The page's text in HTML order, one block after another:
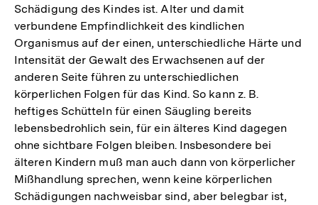
Schädigung des Kindes ist. Alter und damit
verbundene Empfindlichkeit des kindlichen
Organismus auf der einen, unterschiedliche Härte und
Intensität der Gewalt des Erwachsenen auf der
anderen Seite führen zu unterschiedlichen
körperlichen Folgen für das Kind. So kann z. B.
heftiges Schütteln für einen Säugling bereits
lebensbedrohlich sein, für ein älteres Kind dagegen
ohne sichtbare Folgen bleiben. Insbesondere bei
älteren Kindern muß man auch dann von körperlicher
Mißhandlung sprechen, wenn keine körperlichen
Schädigungen nachweisbar sind, aber belegbar ist,